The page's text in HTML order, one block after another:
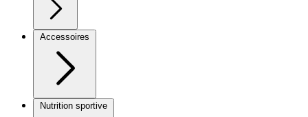
Accessoires
Nutrition sportive